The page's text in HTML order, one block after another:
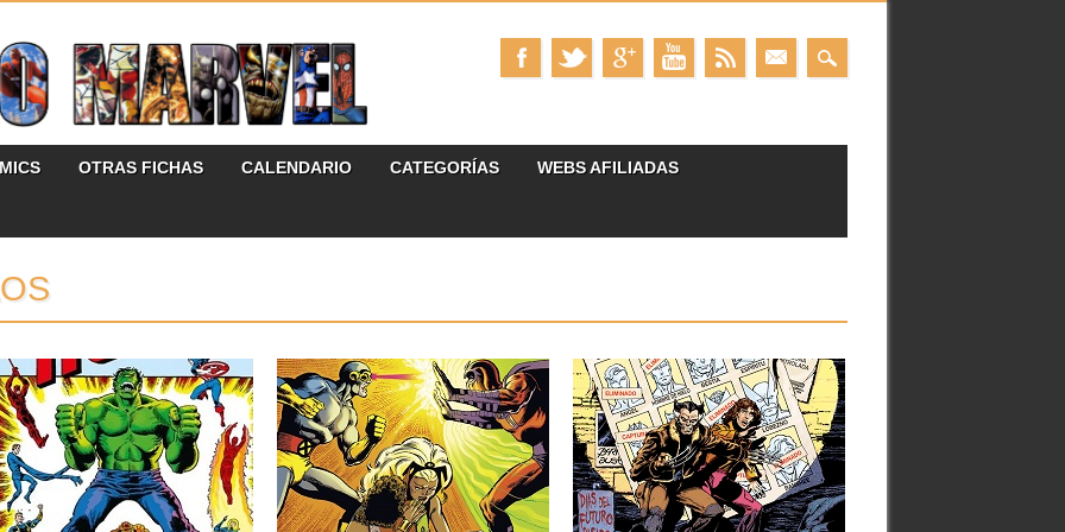
OTRAS FICHAS CALENDARIO CATEGORÍAS WEBS AFILIADAS
HULK:
4: «¿QUIÉN
A HULK?»
1973)
con una nueva entrega
a los tomos que
07.03.24
RESEÑAS: LA PATRULLA-
X: OMNIGOLD 3: «LA
PATRULLA-X VS.
MAGNETO» (1981-1982)
Tras la salida de John Byrne de la
colección, parecía imposible...
13.09.23
RESEÑAS: LA PATRULLA-
X: OMNIGOLD 2: «DÍAS
DEL FUTURO PASADO»
(1979-1981)
La flamante Patrulla-X plurinacional y
multirracial creada por Len Wein y...